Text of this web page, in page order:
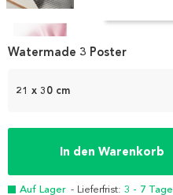
1
21 x 30 cm
In den Warenkorb
Auf Lager - Lieferfrist: 3 - 7 Tage
Watermade 3 Poster